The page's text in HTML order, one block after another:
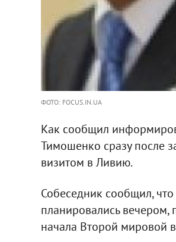
ФОТО: FOCUS.IN.UA
Как сообщил
Тимошенко сразу после
визитом в Ливию.
Собеседник сообщил,
планировались
начала Второй мировой